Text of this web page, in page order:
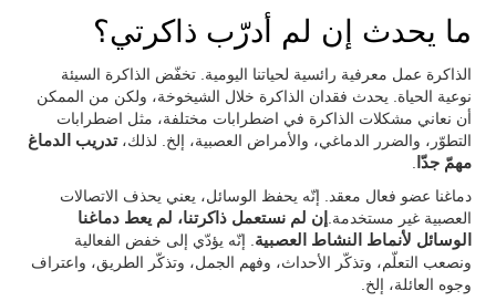
ما يحدث إن لم أدرّب ذاكرتي؟
الذاكرة عمل معرفية رائسية لحياتنا اليومية. تخفّض الذاكرة السيئة
نوعية الحياة. يحدث فقدان الذاكرة خلال الشيخوخة، ولكن من الممكن
أن نعاني مشكلات الذاكرة في اضطرابات مختلفة، مثل اضطرابات
التطوّر، والضرر الدماغي، والأمراض العصبية، إلخ. لذلك،تدريب الدماغ
مهمّ جدّا
دماغنا عضو فعال معقد. إنّه يحفظ الوسائل، يعني يحذف الاتصالات
العصبية غير مستخدمة. إن لم نستعمل ذاكرتنا، لم يعط دماغنا
الوسائل لأنماط النشاط العصبية . إنّه يؤدّي إلى خفض الفعالية
ونصعب التعلّم، وتذكّر الأحداث، وفهم الجمل، وتذكّر الطريق، واعتراف
وجوه العائلة، إلخ.